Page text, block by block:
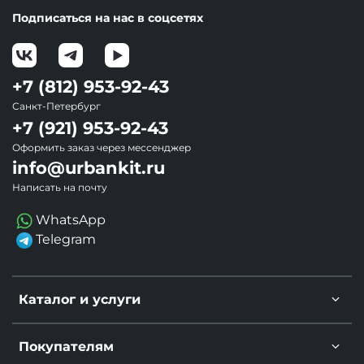
изделие домой,
мероприятие,
Рекомендую👍
Каталог и услуги
Покупателям
Подписаться на нас в соцсетях
+7 (812) 953-92-43
Санкт-Петербург
+7 (921) 953-92-43
Оформить заказ через мессенджер
info@urbankit.ru
Написать на почту
WhatsApp
Telegram